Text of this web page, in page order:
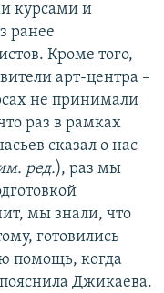
курсами и
ранее
Кроме того,
арт-центра –
не принимали
раз в рамках
сказал о нас
ред.), раз мы
мы знали, что
готовились
помощь, когда
Джикаева.